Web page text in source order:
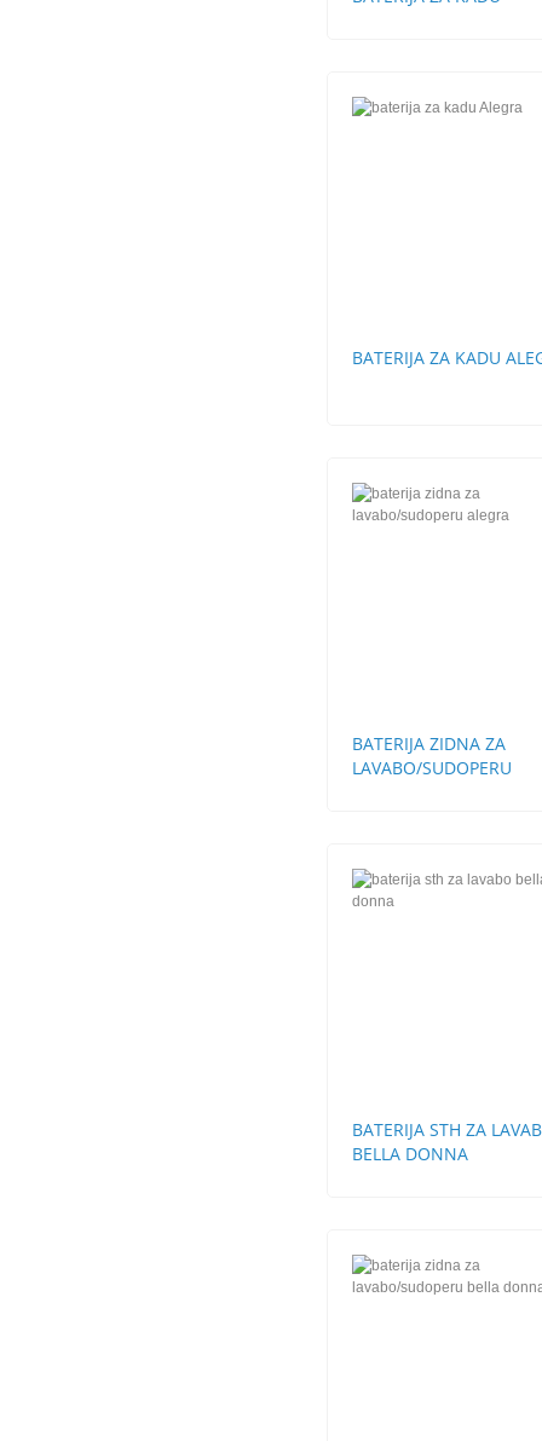
BATERIJA ZA KADU
BATERIJA ZIDNA ZA
LAVABO/SUDOPERU
BATERIJA STH ZA
BELLA DONNA